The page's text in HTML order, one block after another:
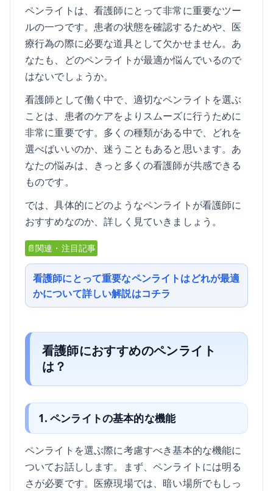
ペンライトは、看護師にとって非常に重要なツー
ルの一つです。患者の状態を確認するためや、医
療行為の際に必要な道具として欠かせません。あ
なたも、どのペンライトが最適か悩んでいるので
はないでしょうか。
看護師として働く中で、適切なペンライトを選ぶ
ことは、患者のケアをよりスムーズに行うために
非常に重要です。多くの種類がある中で、どれを
選べばいいのか、迷うこともあると思います。あ
なたの悩みは、きっと多くの看護師が共感できる
ものです。
では、具体的にどのようなペンライトが看護師に
おすすめなのか、詳しく見ていきましょう。
📄関連・注目記事
看護師にとって重要なペンライトはどれが最適
かについて詳しい解説はコチラ
看護師におすすめのペンライト
は？
1. ペンライトの基本的な機能
ペンライトを選ぶ際に考慮すべき基本的な機能に
ついてお話しします。まず、ペンライトには明る
さが必要です。医療現場では、暗い場所でもしっ